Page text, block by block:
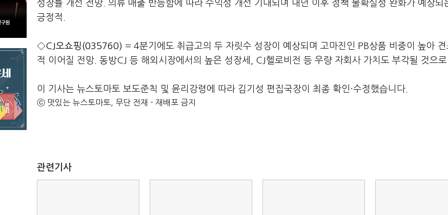
성장률 개선 전망. 의류 매출 반등함에 따라 수익성 개선 기대되며 내년 이후 정책 불확실성 완화가 예상되
긍정적.
◇CJ오쇼핑(035760) = 4분기에도 취급고의 두 자릿수 성장이 예상되며 고마진인 PB상품 비중이 높아 견
적 이어질 전망. 동방CJ 등 해외시장에서의 높은 성장세, CJ헬로비전 등 우량 자회사 가치도 부각될 것으로
이 기사는 뉴스토마토 보도준칙 및 윤리강령에 따라 김기성 편집국장이 최종 확인·수정했습니다.
ⓒ 맛있는 뉴스토마토, 무단 전재 - 재배포 금지
관련기사